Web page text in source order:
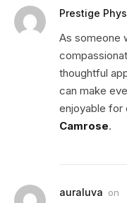
Prestige
As someone
thoughtful
can make
enjoyable for
Camrose.
auraluva on